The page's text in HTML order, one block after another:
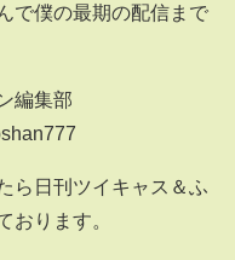
で僕の最期の配信まで
編集部
ら日刊ツイキャス＆ふ
おります。